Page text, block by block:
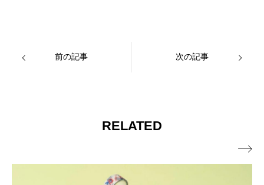
前の記事 次の記事
RELATED
